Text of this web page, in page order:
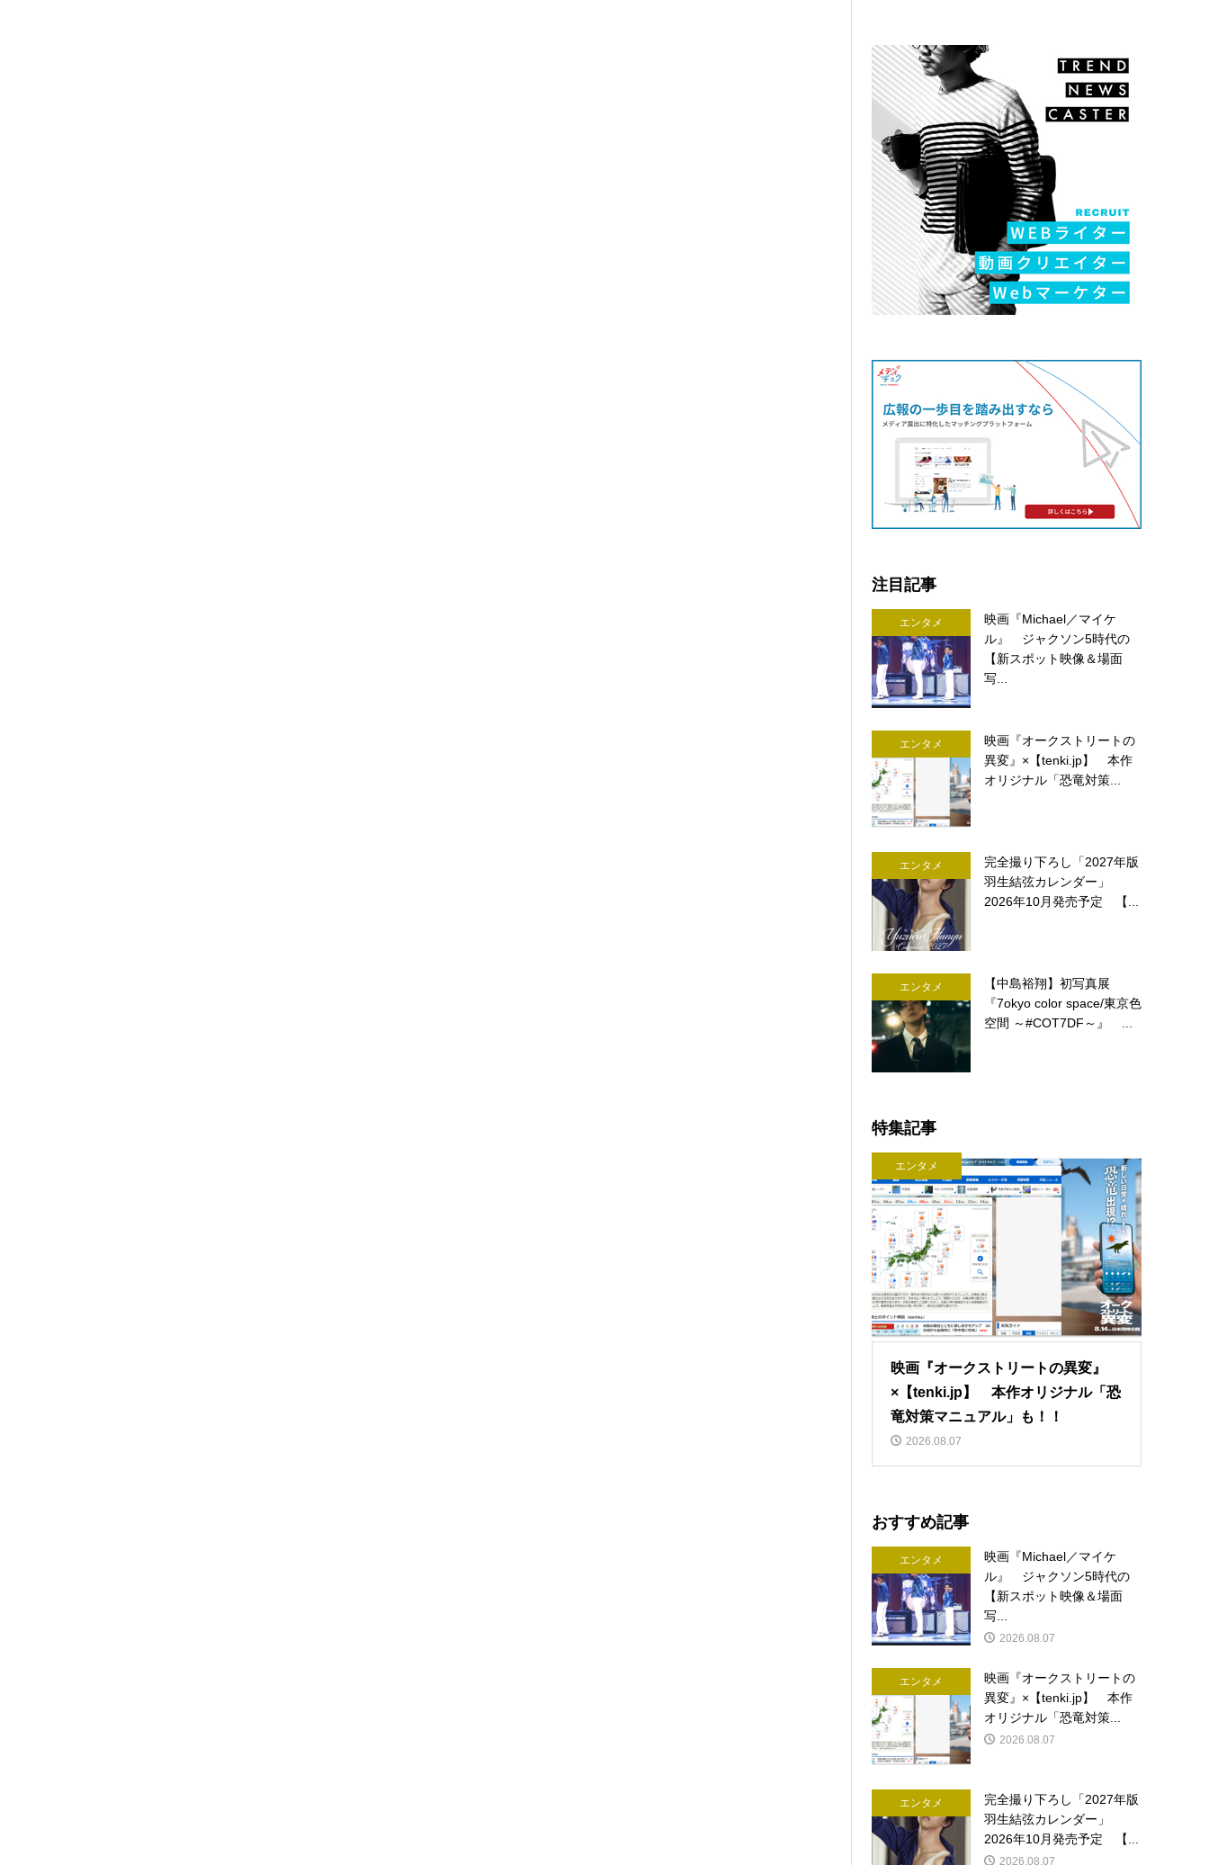
注目記事
エンタメ
映画『Michael／マイケ
ル』 ジャクソン5時代の
【新スポット映像＆場面
写...
エンタメ
映画『オークストリートの
異変』×【tenki.jp】 本作
オリジナル「恐竜対策...
エンタメ
完全撮り下ろし「2027年版
羽生結弦カレンダー」
2026年10月発売予定 【...
エンタメ
【中島裕翔】初写真展
『7okyo color space/東京色
空間 ～#COT7DF～』 ...
特集記事
エンタメ
映画『オークストリートの異変』
×【tenki.jp】 本作オリジナル「恐
竜対策マニュアル」も！！
2026.08.07
おすすめ記事
エンタメ
映画『Michael／マイケ
ル』 ジャクソン5時代の
【新スポット映像＆場面
写...
2026.08.07
エンタメ
映画『オークストリートの
異変』×【tenki.jp】 本作
オリジナル「恐竜対策...
2026.08.07
エンタメ
完全撮り下ろし「2027年版
羽生結弦カレンダー」
2026年10月発売予定 【...
2026.08.07